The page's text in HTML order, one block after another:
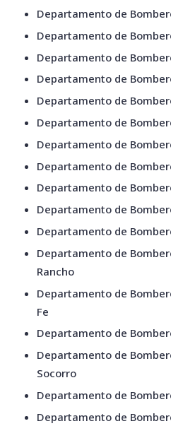
Departamento de
Departamento de
Departamento de
Departamento de
Departamento de
Departamento de
Departamento de
Departamento de
Departamento de
Departamento de
Departamento de
Departamento de
Rancho
Departamento de
Fe
Departamento de
Departamento de
Socorro
Departamento de
Departamento de